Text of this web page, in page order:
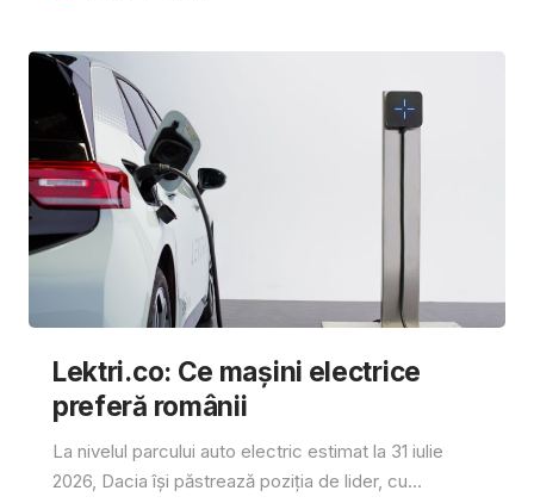
Lektri.co: Ce mașini electrice
preferă românii
La nivelul parcului auto electric estimat la 31 iulie
2026, Dacia își păstrează poziția de lider, cu...